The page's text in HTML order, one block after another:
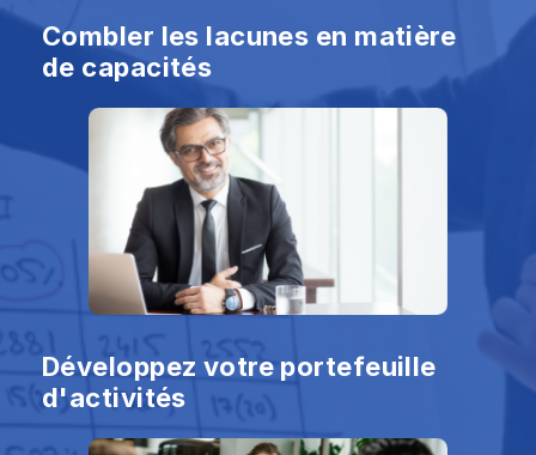
Combler les lacunes en matière
de capacités
Développez votre portefeuille
d'activités